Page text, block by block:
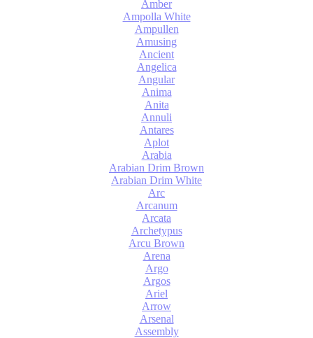
Amber
Ampolla White
Ampullen
Amusing
Ancient
Angelica
Angular
Anima
Anita
Annuli
Antares
Aplot
Arabia
Arabian Drim Brown
Arabian Drim White
Arc
Arcanum
Arcata
Archetypus
Arcu Brown
Arena
Argo
Argos
Ariel
Arrow
Arsenal
Assembly